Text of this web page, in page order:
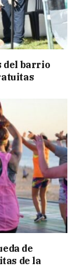
del barrio
de
de la